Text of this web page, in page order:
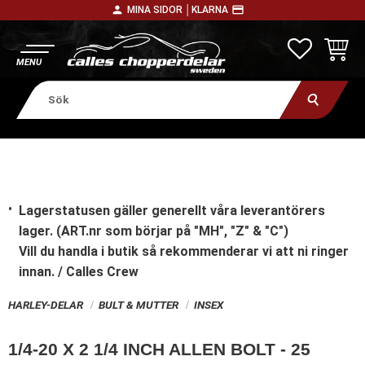
person MINA SIDOR │ KLARNA payment
Lagerstatusen gäller generellt våra leverantörers
lager. (ART.nr som börjar på "MH", "Z" & "C")
Vill du handla i butik så rekommenderar vi att ni ringer
innan. / Calles Crew
HARLEY-DELAR BULT & MUTTER INSEX
1/4-20 X 2 1/4 INCH ALLEN BOLT - 25